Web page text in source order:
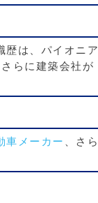
歴は、パイオニア
さらに建築会社が
車メーカー 、さら